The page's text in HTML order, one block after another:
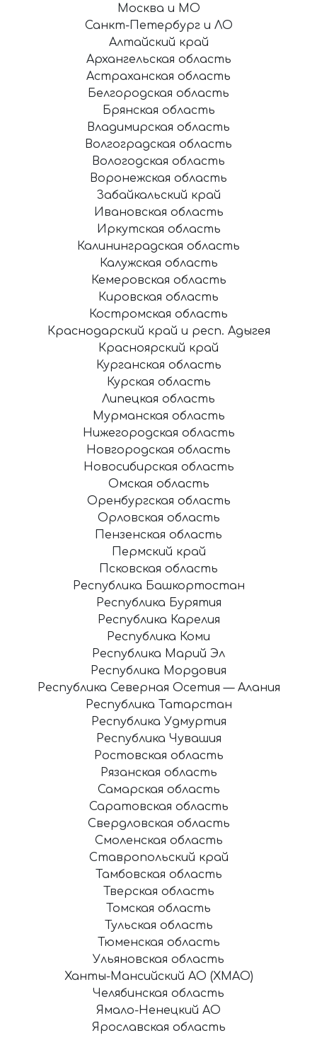
Москва и МО
Санкт-Петербург и ЛО
Алтайский край
Архангельская область
Астраханская область
Белгородская область
Брянская область
Владимирская область
Волгоградская область
Вологодская область
Воронежская область
Забайкальский край
Ивановская область
Иркутская область
Калининградская область
Калужская область
Кемеровская область
Кировская область
Костромская область
Краснодарский край и респ. Адыгея
Красноярский край
Курганская область
Курская область
Липецкая область
Мурманская область
Нижегородская область
Новгородская область
Новосибирская область
Омская область
Оренбургская область
Орловская область
Пензенская область
Пермский край
Псковская область
Республика Башкортостан
Республика Бурятия
Республика Карелия
Республика Коми
Республика Марий Эл
Республика Мордовия
Республика Северная Осетия — Алания
Республика Татарстан
Республика Удмуртия
Республика Чувашия
Ростовская область
Рязанская область
Самарская область
Саратовская область
Свердловская область
Смоленская область
Ставропольский край
Тамбовская область
Тверская область
Томская область
Тульская область
Тюменская область
Ульяновская область
Ханты-Мансийский АО (ХМАО)
Челябинская область
Ямало-Ненецкий АО
Ярославская область